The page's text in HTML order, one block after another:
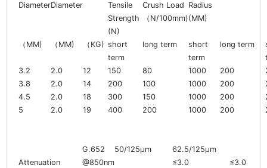
DiameterDiameter
Tensile
Strength
(N)
Crush Load
（N/100mm)
Radius
(MM)
（MM) （MM) （KG) short
term
long term
short
term
long term
3.2
2.0 12 150 80 1000 200
3.8
2.0 14 200 100 1000 200
4.5
2.0 18 300 150 1000 200
5
2.0 19 400 200 1000 200
G.652 50/125µm
62.5/125µm
Attenuation
@850nm ≤3.0 ≤3.0